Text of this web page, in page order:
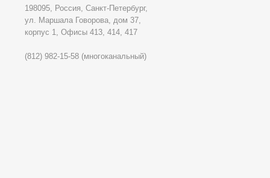
198095, Россия, Санкт-Петербург,
ул. Маршала Говорова, дом 37,
корпус 1, Офисы 413, 414, 417
(812) 982-15-58 (многоканальный)